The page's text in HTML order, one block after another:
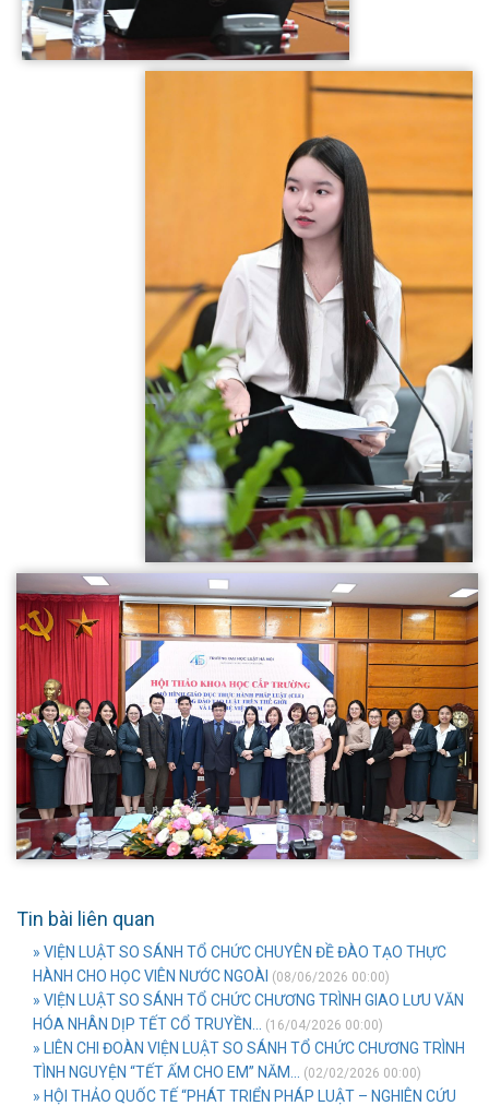
Tin bài liên quan
» VIỆN LUẬT SO SÁNH TỔ CHỨC CHUYÊN ĐỀ ĐÀO TẠO THỰC
HÀNH CHO HỌC VIÊN NƯỚC NGOÀI (08/06/2026 00:00)
» VIỆN LUẬT SO SÁNH TỔ CHỨC CHƯƠNG TRÌNH GIAO LƯU VĂN
HÓA NHÂN DỊP TẾT CỔ TRUYỀN...
(16/04/2026 00:00)
» LIÊN CHI ĐOÀN VIỆN LUẬT SO SÁNH TỔ CHỨC CHƯƠNG TRÌNH
TÌNH NGUYỆN “TẾT ẤM CHO EM” NĂM...
(02/02/2026 00:00)
» HỘI THẢO QUỐC TẾ “PHÁT TRIỂN PHÁP LUẬT – NGHIÊN CỨU